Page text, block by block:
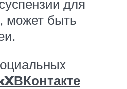
для
может быть
XВКонтакте